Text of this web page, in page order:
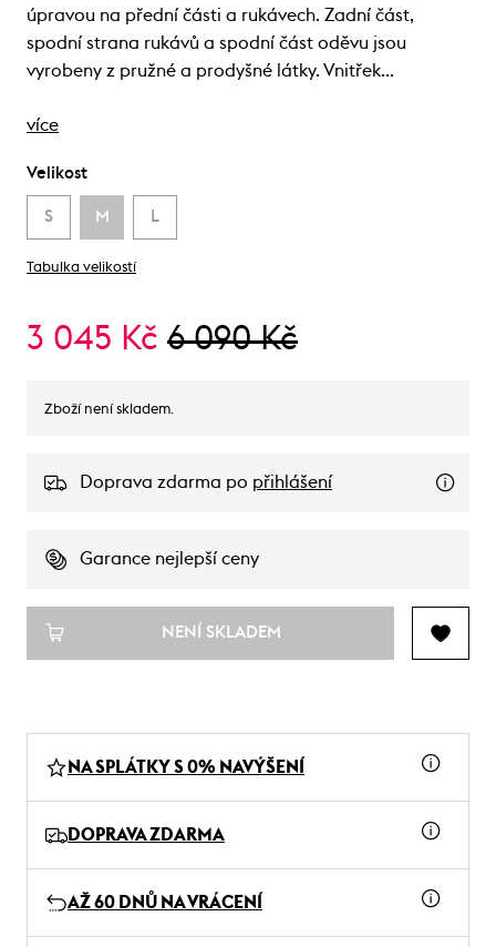
úpravou na přední části a rukávech. Zadní část,
spodní strana rukávů a spodní část oděvu jsou
vyrobeny z pružné a prodyšné látky. Vnitřek…
více
Velikost
S M L
Tabulka velikostí
3 045 Kč 6 090 Kč
Zboží není skladem.
Doprava zdarma po přihlášení
Garance nejlepší ceny
NENÍ SKLADEM
NA SPLÁTKY S 0% NAVÝŠENÍ
DOPRAVA ZDARMA
AŽ 60 DNŮ NA VRÁCENÍ